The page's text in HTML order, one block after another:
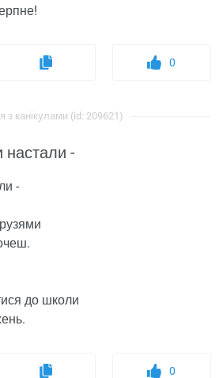
0
з канікулами (id: 209621)
настали -
-
до школи
0